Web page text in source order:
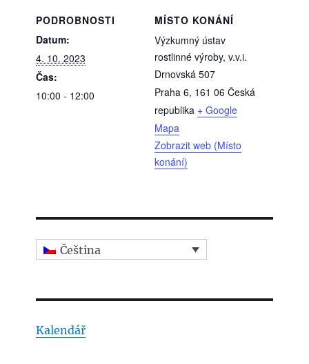
PODROBNOSTI
Datum:
4. 10. 2023
Čas:
10:00 - 12:00
MÍSTO KONÁNÍ
Výzkumný ústav
rostlinné výroby, v.v.i.
Drnovská 507
Praha 6, 161 06 Česká
republika + Google
Mapa
Zobrazit web (Místo
konání)
Čeština
Kalendář